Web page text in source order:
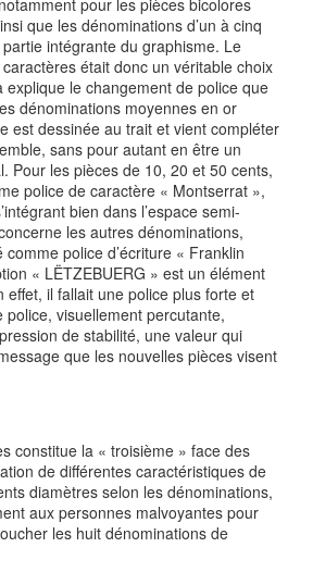
pour les pièces bicolores
que les dénominations d’un à cinq
intégrante du graphisme. Le
était donc un véritable choix
explique le changement de police que
dénominations moyennes en or
est dessinée au trait et vient compléter
sans pour autant en être un
Pour les pièces de 10, 20 et 50 cents,
police de caractère « Montserrat »,
bien dans l’espace semi-
les autres dénominations,
comme police d’écriture « Franklin
« LËTZEBUERG » est un élément
effet, il fallait une police plus forte et
police, visuellement percutante,
de stabilité, une valeur qui
que les nouvelles pièces visent
constitue la « troisième » face des
de différentes caractéristiques de
diamètres selon les dénominations,
aux personnes malvoyantes pour
les huit dénominations de